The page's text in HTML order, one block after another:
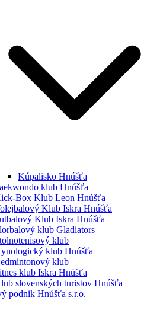
Kúpalisko Hnúšťa
klub Hnúšťa
Box Klub Leon Hnúšťa
Klub Iskra Hnúšťa
Klub Iskra Hnúšťa
klub Gladiators
klub
klub Hnúšťa
klub
klub Iskra Hnúšťa
slovenských turistov Hnúšťa
podnik Hnúšťa s.r.o.